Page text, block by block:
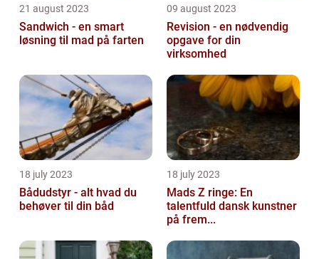
21 august 2023
Sandwich - en smart
løsning til mad på farten
09 august 2023
Revision - en nødvendig
opgave for din
virksomhed
18 july 2023
Bådudstyr - alt hvad du
behøver til din båd
18 july 2023
Mads Z ringe: En
talentfuld dansk kunstner
på frem...